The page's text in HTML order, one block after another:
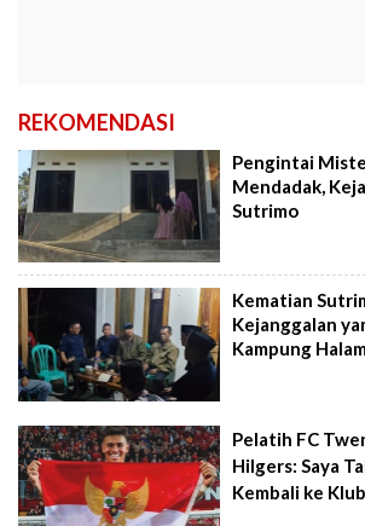
REKOMENDASI
Pengintai
Mendadak,
Sutrimo
Kematian
Kejanggalan
Kampung
Pelatih FC
Hilgers: Saya
Kembali ke